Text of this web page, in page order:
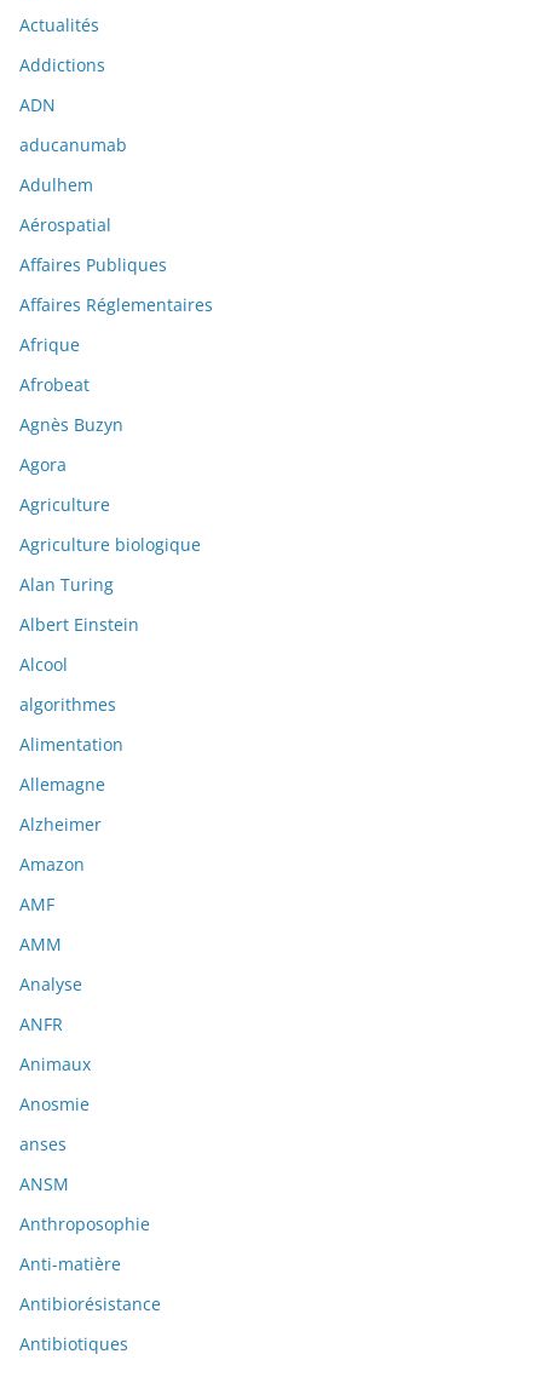
Actualités
Addictions
ADN
aducanumab
Adulhem
Aérospatial
Affaires Publiques
Affaires Réglementaires
Afrique
Afrobeat
Agnès Buzyn
Agora
Agriculture
Agriculture biologique
Alan Turing
Albert Einstein
Alcool
algorithmes
Alimentation
Allemagne
Alzheimer
Amazon
AMF
AMM
Analyse
ANFR
Animaux
Anosmie
anses
ANSM
Anthroposophie
Anti-matière
Antibiorésistance
Antibiotiques